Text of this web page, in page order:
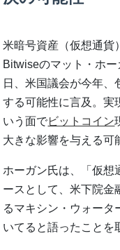
米暗号資産（仮想通貨
Bitwiseのマット・ホ
日、米国議会が今年
する可能性に言及。実
いう面でビットコイン
大きな影響を与える可
ホーガン氏は、「仮想
ースとして、米下院金
るマキシン・ウォータ
いてると語ったことを